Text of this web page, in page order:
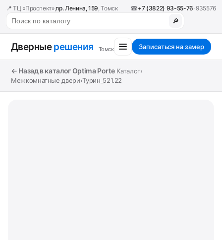
📍 ТЦ «Проспект»,пр. Ленина, 159, Томск ☎+7 (3822) 93-55-76· 935576
🔎
Дверныерешения Томск Записаться на замер
← Назад в каталог Optima Porte Каталог›
Межкомнатные двери›Турин_521.22